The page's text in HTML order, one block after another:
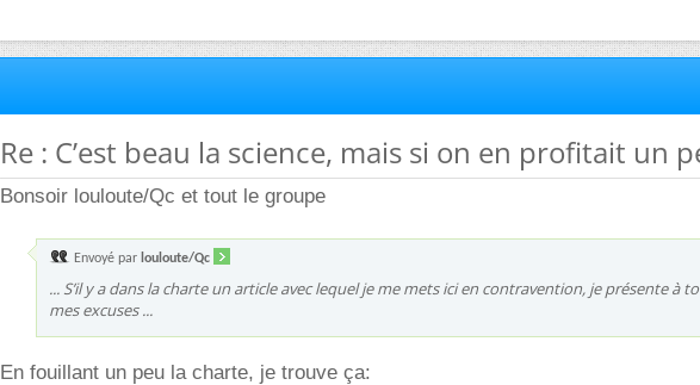
Re : C’est beau la science, mais si on en profitait un
Bonsoir louloute/Qc et tout le groupe
Envoyé par louloute/Qc
... S’il y a dans la charte un article avec lequel je me mets ici en contravention, je présente à
mes excuses ...
En fouillant un peu la charte, je trouve ça: